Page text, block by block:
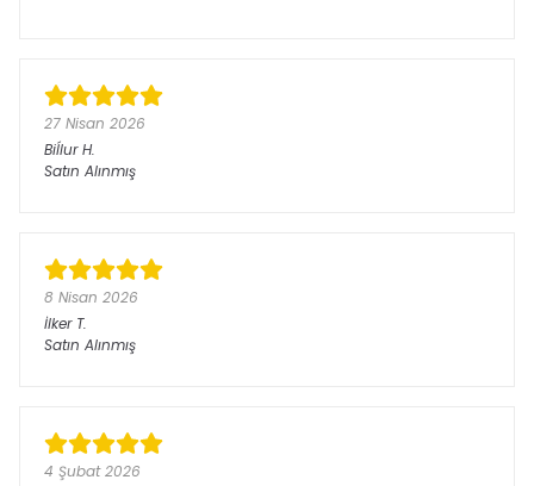
27 Nisan 2026
Biĺlur H.
Satın Alınmış
8 Nisan 2026
İlker T.
Satın Alınmış
4 Şubat 2026